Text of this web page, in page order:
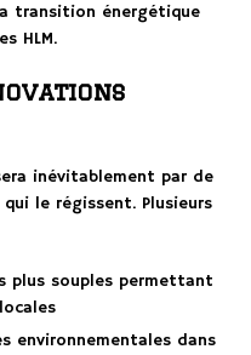
transition énergétique
HLM.
inévitablement par de
le régissent. Plusieurs
plus souples permettant
environnementales dans